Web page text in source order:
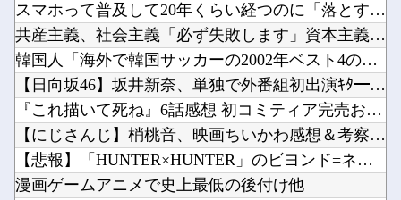
スマホって普及して20年くらい経つのに「落とすだけで割れる」...
共産主義、社会主義「必ず失敗します」資本主義「必ず少子化しま...
韓国人「海外で韓国サッカーの2002年ベスト4の実力は、実際...
【日向坂46】坂井新奈、単独で外番組初出演ｷﾀ━(ﾟ∀ﾟ)━...
『これ描いて死ね』6話感想 初コミティア完売おめでとう！他
【にじさんじ】梢桃音、映画ちいかわ感想＆考察会＆平和的解決R...
【悲報】「HUNTER×HUNTER」のビヨンド=ネテロさん...
漫画ゲームアニメで史上最低の後付け他